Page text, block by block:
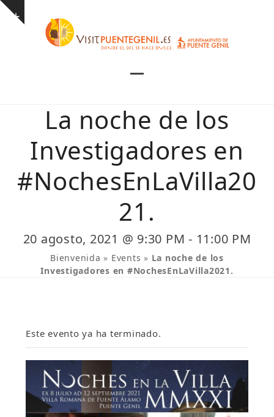
Skip
Show
mobile
menu
mobile
menu
La noche de los
Investigadores en
#NochesEnLaVilla20
21.
20 agosto, 2021 @ 9:30 PM - 11:00 PM
Bienvenida » Events » La noche de los
Investigadores en #NochesEnLaVilla2021.
Este evento ya ha terminado.